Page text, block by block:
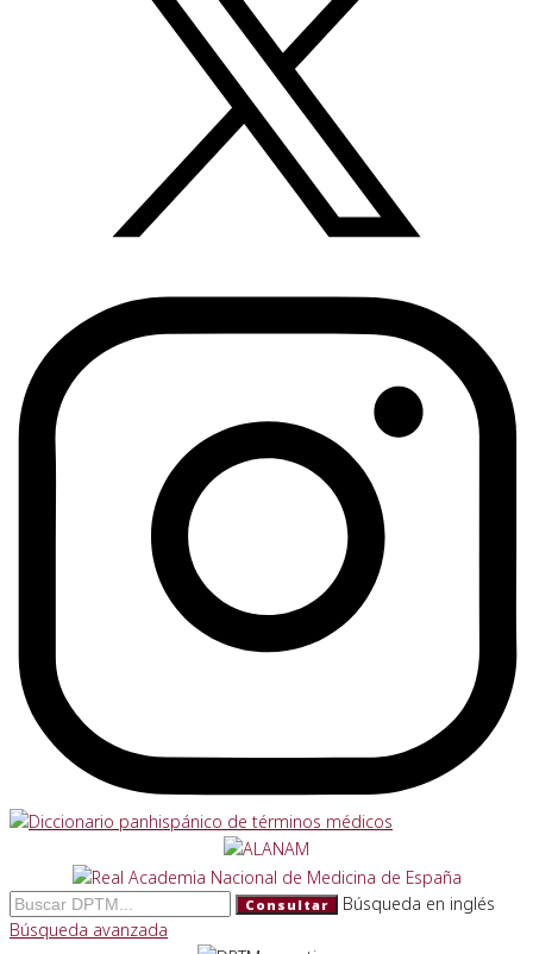
Consultar
Búsqueda en inglés
Búsqueda avanzada